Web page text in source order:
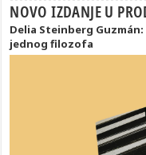
NOVO IZDANJE U
Delia Steinberg
jednog filozofa